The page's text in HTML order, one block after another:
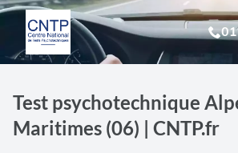
Test Psychotechniquesuite à
Test psychotechnique
Maritimes (06) | CNTP.fr